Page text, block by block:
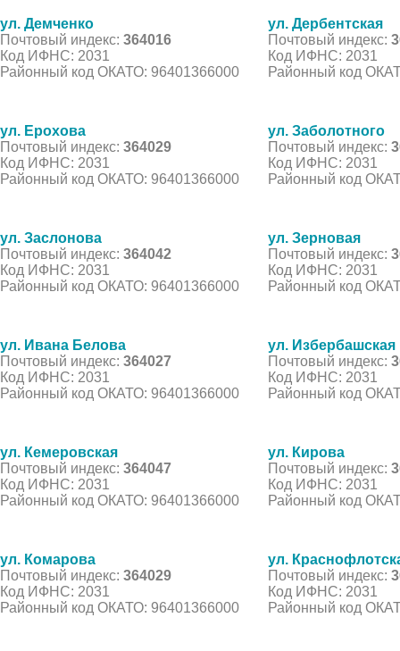
ул. Демченко
Почтовый индекс: 364016
Код ИФНС: 2031
Районный код ОКАТО: 96401366000
ул. Дербентская
Почтовый индекс:
Код ИФНС: 2031
Районный код
ул. Ерохова
Почтовый индекс: 364029
Код ИФНС: 2031
Районный код ОКАТО: 96401366000
ул. Заболотного
Почтовый индекс:
Код ИФНС: 2031
Районный код
ул. Заслонова
Почтовый индекс: 364042
Код ИФНС: 2031
Районный код ОКАТО: 96401366000
ул. Зерновая
Почтовый индекс:
Код ИФНС: 2031
Районный код
ул. Ивана Белова
Почтовый индекс: 364027
Код ИФНС: 2031
Районный код ОКАТО: 96401366000
ул. Избербашская
Почтовый индекс:
Код ИФНС: 2031
Районный код
ул. Кемеровская
Почтовый индекс: 364047
Код ИФНС: 2031
Районный код ОКАТО: 96401366000
ул. Кирова
Почтовый индекс:
Код ИФНС: 2031
Районный код
ул. Комарова
Почтовый индекс: 364029
Код ИФНС: 2031
Районный код ОКАТО: 96401366000
ул.
Почтовый индекс:
Код ИФНС: 2031
Районный код